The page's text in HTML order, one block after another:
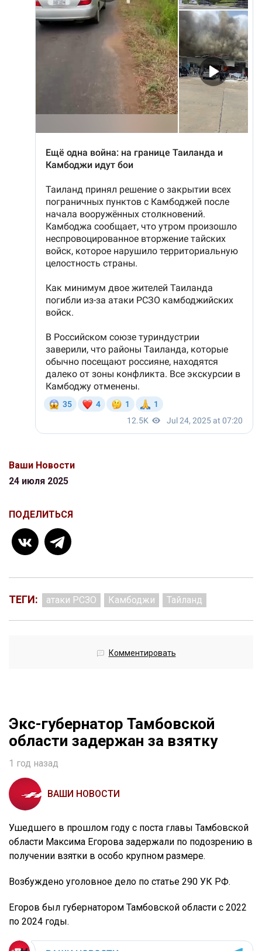
Ваши Новости
24 июля 2025
ПОДЕЛИТЬСЯ
ТЕГИ: атаки РСЗО Камбоджи Тайланд
Комментировать
Экс-губернатор Тамбовской
области задержан за взятку
1 год назад
ВАШИ НОВОСТИ
Ушедшего в прошлом году с поста главы Тамбовской
области Максима Егорова задержали по подозрению в
получении взятки в особо крупном размере.
Возбуждено уголовное дело по статье 290 УК РФ.
Егоров был губернатором Тамбовской области с 2022
по 2024 годы.